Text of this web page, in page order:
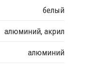
белый
алюминий, акрил
алюминий